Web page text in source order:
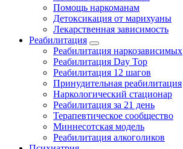
Помощь наркоманам
Детоксикация от марихуаны
Лекарственная зависимость
Реабилитация
Реабилитация наркозависимых
Реабилитация Day Top
Реабилитация 12 шагов
Принудительная реабилитация
Наркологический стационар
Реабилитация за 21 день
Терапевтическое сообщество
Миннесотская модель
Реабилитация алкоголиков